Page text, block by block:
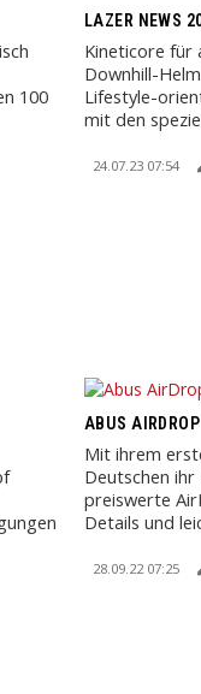
100
LAZER NEWS
Kineticore für
Downhill-
Lifestyle-
mit den
24.07.23 07:54
ABUS AIRDROP
Mit ihrem
Deutschen
preiswerte
Details und
28.09.22 07:25